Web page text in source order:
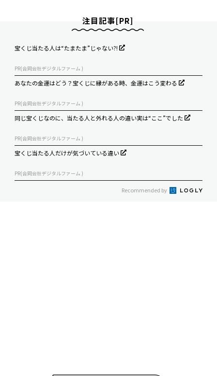
注目記事[PR]
宝くじ当たる人は“たまたま”じゃない?!
PR(合同会社デジタルファーム )
あなたの金運はどう？宝くじに縁がある時、金運はこう変わる
PR(合同会社デジタルファーム )
同じ宝くじなのに、当たる人と外れる人の違い実は“ここ”でした
PR(合同会社デジタルファーム )
宝くじ当たる人だけが気づいている違い
PR(合同会社デジタルファーム )
Recommended by